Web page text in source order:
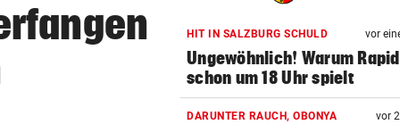
HIT IN SALZBURG SCHULD vor
Ungewöhnlich! Warum Rapid
schon um 18 Uhr spielt
DARUNTER RAUCH, OBONYA vor